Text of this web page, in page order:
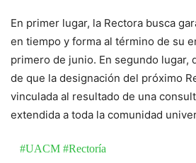
En primer lugar, la Rectora busca
en tiempo y forma al término de su
primero de junio. En segundo lugar,
de que la designación del próximo
vinculada al resultado de una
extendida a toda la comunidad
#UACM #Rectoría